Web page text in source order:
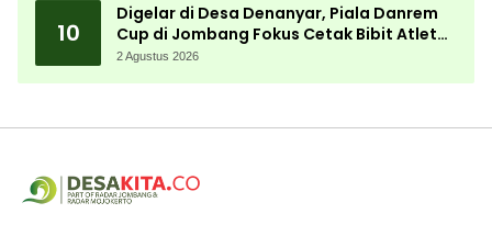
10
Digelar di Desa Denanyar, Piala Danrem
Cup di Jombang Fokus Cetak Bibit Atlet
Menembak Berprestasi
2 Agustus 2026